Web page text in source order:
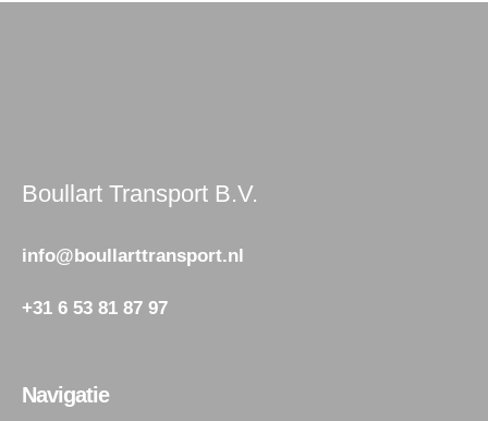
Boullart Transport B.V.
info@boullarttransport.nl
+31 6 53 81 87 97
Navigatie